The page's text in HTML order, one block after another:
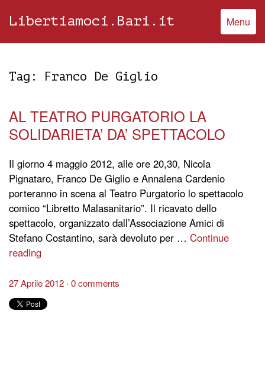
Libertiamoci.Bari.it Menu
Tag: Franco De Giglio
AL TEATRO PURGATORIO LA
SOLIDARIETA’ DA’ SPETTACOLO
Il giorno 4 maggio 2012, alle ore 20,30, Nicola
Pignataro, Franco De Giglio e Annalena Cardenio
porteranno in scena al Teatro Purgatorio lo spettacolo
comico “Libretto Malasanitario”. Il ricavato dello
spettacolo, organizzato dall’Associazione Amici di
Stefano Costantino, sarà devoluto per … Continue
reading
27 Aprile 2012 0 comments